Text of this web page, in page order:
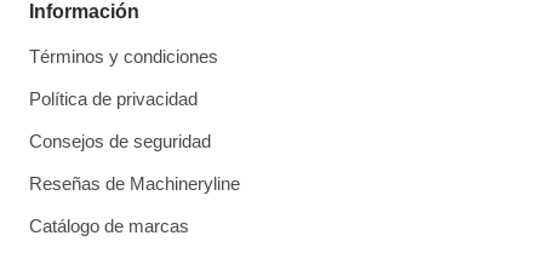
Información
Términos y condiciones
Política de privacidad
Consejos de seguridad
Reseñas de Machineryline
Catálogo de marcas